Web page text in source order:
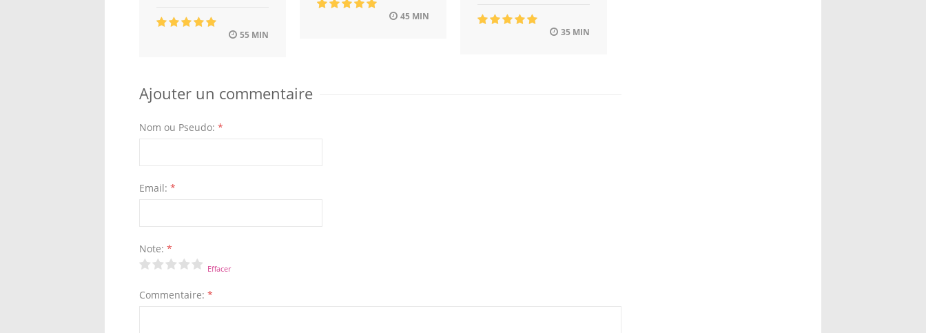
55 MIN
45 MIN
35 MIN
Ajouter un commentaire
Nom ou Pseudo: *
Email: *
Note: *
Effacer
Commentaire: *